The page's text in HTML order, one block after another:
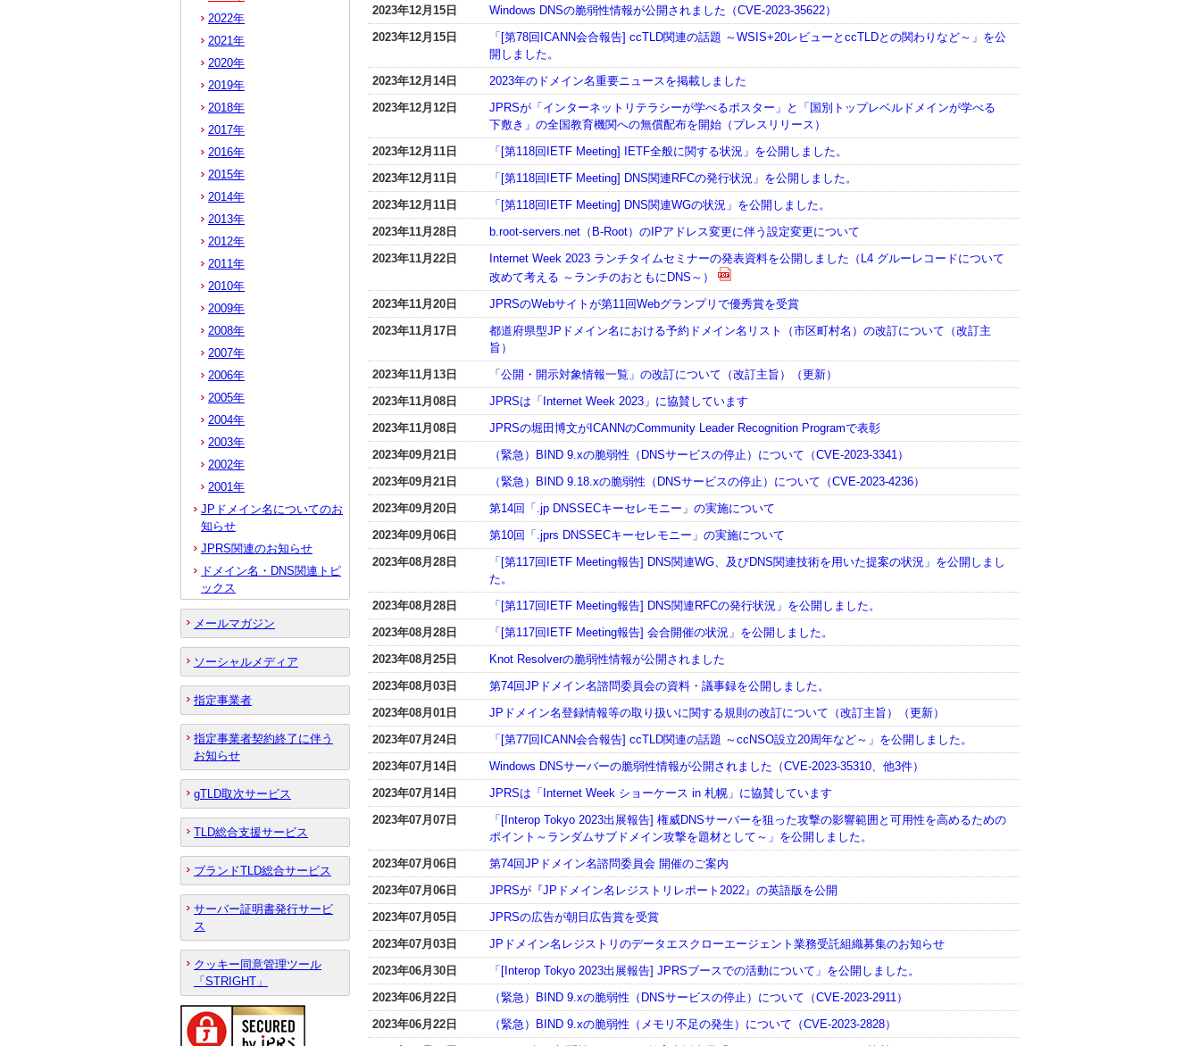
2023年12月15日
Windows DNSの脆弱性情報が公開されました（CVE-2023-35622）
2023年12月15日
「[第78回ICANN会合報告] ccTLD関連の話題 ～WSIS+20レビューとccTLDとの関わりなど～」を公
開しました。
2023年12月14日
2023年のドメイン名重要ニュースを掲載しました
2023年12月12日
JPRSが「インターネットリテラシーが学べるポスター」と「国別トップレベルドメインが学べる
下敷き」の全国教育機関への無償配布を開始（プレスリリース）
2023年12月11日
「[第118回IETF Meeting] IETF全般に関する状況」を公開しました。
2023年12月11日
「[第118回IETF Meeting] DNS関連RFCの発行状況」を公開しました。
2023年12月11日
「[第118回IETF Meeting] DNS関連WGの状況」を公開しました。
2023年11月28日
b.root-servers.net（B-Root）のIPアドレス変更に伴う設定変更について
2023年11月22日
Internet Week 2023 ランチタイムセミナーの発表資料を公開しました（L4 グルーレコードについて
改めて考える ～ランチのおともにDNS～）
2023年11月20日
JPRSのWebサイトが第11回Webグランプリで優秀賞を受賞
2023年11月17日
都道府県型JPドメイン名における予約ドメイン名リスト（市区町村名）の改訂について（改訂主
旨）
2023年11月13日
「公開・開示対象情報一覧」の改訂について（改訂主旨）（更新）
2023年11月08日
JPRSは「Internet Week 2023」に協賛しています
2023年11月08日
JPRSの堀田博文がICANNのCommunity Leader Recognition Programで表彰
2023年09月21日
（緊急）BIND 9.xの脆弱性（DNSサービスの停止）について（CVE-2023-3341）
2023年09月21日
（緊急）BIND 9.18.xの脆弱性（DNSサービスの停止）について（CVE-2023-4236）
2023年09月20日
第14回「.jp DNSSECキーセレモニー」の実施について
2023年09月06日
第10回「.jprs DNSSECキーセレモニー」の実施について
2023年08月28日
「[第117回IETF Meeting報告] DNS関連WG、及びDNS関連技術を用いた提案の状況」を公開しまし
た。
2023年08月28日
「[第117回IETF Meeting報告] DNS関連RFCの発行状況」を公開しました。
2023年08月28日
「[第117回IETF Meeting報告] 会合開催の状況」を公開しました。
2023年08月25日
Knot Resolverの脆弱性情報が公開されました
2023年08月03日
第74回JPドメイン名諮問委員会の資料・議事録を公開しました。
2023年08月01日
JPドメイン名登録情報等の取り扱いに関する規則の改訂について（改訂主旨）（更新）
2023年07月24日
「[第77回ICANN会合報告] ccTLD関連の話題 ～ccNSO設立20周年など～」を公開しました。
2023年07月14日
Windows DNSサーバーの脆弱性情報が公開されました（CVE-2023-35310、他3件）
2023年07月14日
JPRSは「Internet Week ショーケース in 札幌」に協賛しています
2023年07月07日
「[Interop Tokyo 2023出展報告] 権威DNSサーバーを狙った攻撃の影響範囲と可用性を高めるための
ポイント～ランダムサブドメイン攻撃を題材として～」を公開しました。
2023年07月06日
第74回JPドメイン名諮問委員会 開催のご案内
2023年07月06日
JPRSが『JPドメイン名レジストリレポート2022』の英語版を公開
2023年07月05日
JPRSの広告が朝日広告賞を受賞
2023年07月03日
JPドメイン名レジストリのデータエスクローエージェント業務受託組織募集のお知らせ
2023年06月30日
「[Interop Tokyo 2023出展報告] JPRSブースでの活動について」を公開しました。
2023年06月22日
（緊急）BIND 9.xの脆弱性（DNSサービスの停止）について（CVE-2023-2911）
2023年06月22日
（緊急）BIND 9.xの脆弱性（メモリ不足の発生）について（CVE-2023-2828）
2022年
2021年
2020年
2019年
2018年
2017年
2016年
2015年
2014年
2013年
2012年
2011年
2010年
2009年
2008年
2007年
2006年
2005年
2004年
2003年
2002年
2001年
JPドメイン名についてのお
知らせ
JPRS関連のお知らせ
ドメイン名・DNS関連トピ
ックス
メールマガジン
ソーシャルメディア
指定事業者
指定事業者契約終了に伴う
お知らせ
gTLD取次サービス
TLD総合支援サービス
ブランドTLD総合サービス
サーバー証明書発行サービ
ス
クッキー同意管理ツール
「STRIGHT」